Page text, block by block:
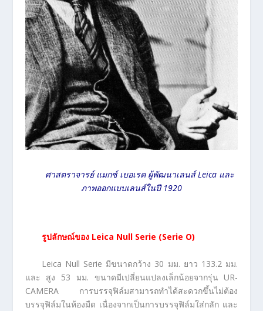
ศาสตราจารย์ แมกซ์ เบอเรค ผู้พัฒนาเลนส์ Leica และ
ภาพออกแบบเลนส์ในปี 1920
รูปลักษณ์ของ Leica Null Serie (Serie O)
Leica Null Serie มีขนาดกว้าง 30 มม. ยาว 133.2 มม.
และ สูง 53 มม. ขนาดมีเปลี่ยนแปลงเล็กน้อยจากรุ่น UR-
CAMERA การบรรจุฟิล์มสามารถทำได้สะดวกขึ้นไม่ต้อง
บรรจุฟิล์มในห้องมืด เนื่องจากเป็นการบรรจุฟิล์มใส่กลัก และ